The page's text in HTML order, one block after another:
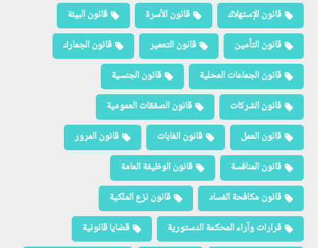
قانون الإستهلاك
قانون الأسرة
قانون البيئة
قانون التأمين
قانون التعمير
قانون الجمارك
قانون الجماعات المحلية
قانون الجنسية
قانون الشركات
قانون الصفقات العمومية
قانون العمل
قانون الغابات
قانون المرور
قانون المنافسة
قانون الوظيفة العامة
قانون مكافحة الفساد
قانون نزع الملكية
قرارات وآراء المحكمة الدستورية
قضايا قانونية